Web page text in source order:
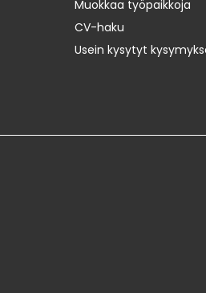
Muokkaa työpaikkoja
CV-haku
Usein kysytyt